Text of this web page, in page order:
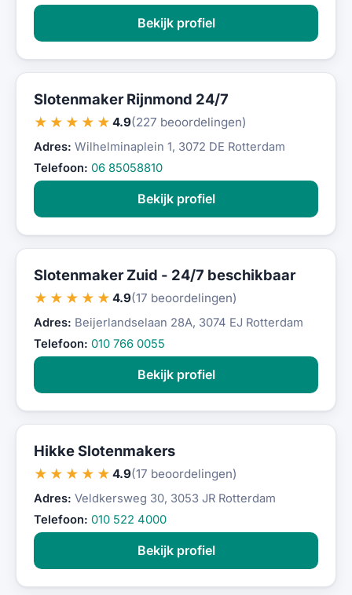
Bekijk profiel
Slotenmaker Rijnmond 24/7
★★★★★ 4.9(227 beoordelingen)
Adres: Wilhelminaplein 1, 3072 DE Rotterdam
Telefoon: 06 85058810
Bekijk profiel
Slotenmaker Zuid - 24/7 beschikbaar
★★★★★ 4.9(17 beoordelingen)
Adres: Beijerlandselaan 28A, 3074 EJ Rotterdam
Telefoon: 010 766 0055
Bekijk profiel
Hikke Slotenmakers
★★★★★ 4.9(17 beoordelingen)
Adres: Veldkersweg 30, 3053 JR Rotterdam
Telefoon: 010 522 4000
Bekijk profiel